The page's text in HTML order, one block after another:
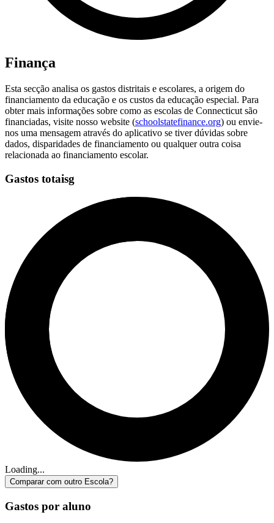
Finança
Esta secção analisa os gastos distritais e escolares, a origem do
financiamento da educação e os custos da educação especial. Para
obter mais informações sobre como as escolas de Connecticut são
financiadas, visite nosso website (schoolstatefinance.org) ou envie-
nos uma mensagem através do aplicativo se tiver dúvidas sobre
dados, disparidades de financiamento ou qualquer outra coisa
relacionada ao financiamento escolar.
Gastos totaisg
Loading...
Comparar com outro Escola?
Gastos por aluno